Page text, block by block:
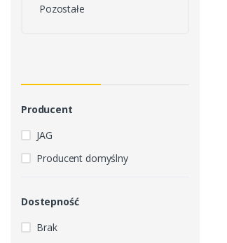
Pozostałe
Producent
JAG
Producent domyślny
Dostepność
Brak